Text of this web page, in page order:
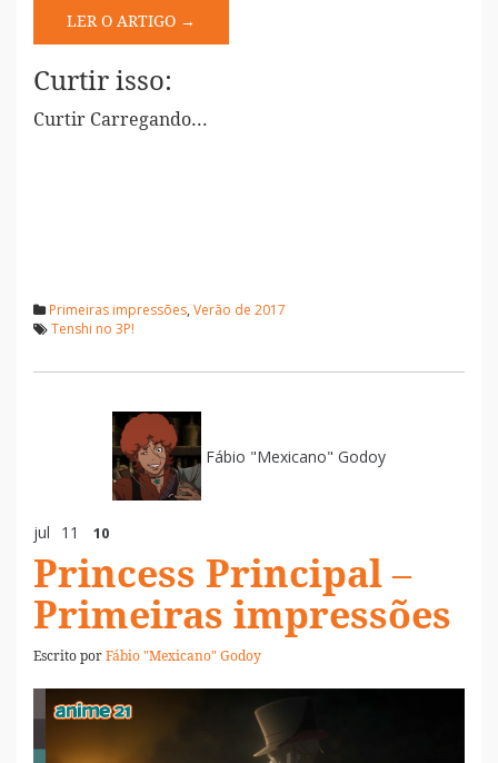
LER O ARTIGO →
Curtir isso:
Curtir Carregando...
Primeiras impressões, Verão de 2017
Tenshi no 3P!
Fábio "Mexicano" Godoy
jul 11 10
Princess Principal –
Primeiras impressões
Escrito porFábio "Mexicano" Godoy